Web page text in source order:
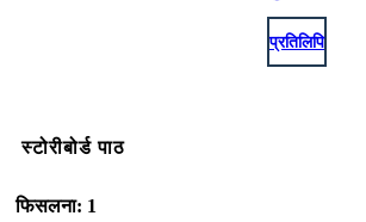
प्रतिलिपि
स्टोरीबोर्ड पाठ
फिसलना: 1